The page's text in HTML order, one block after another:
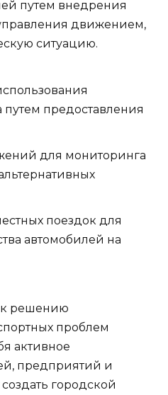
путем внедрения
движением,
ситуацию.
путем предоставления
для мониторинга
поездок для
автомобилей на
решению
проблем
активное
предприятий и
городской